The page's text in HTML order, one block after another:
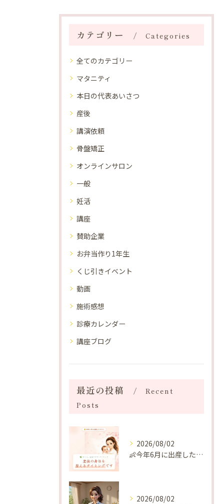
カテゴリー Categories
全てのカテゴリー
マタニティ
本日の代表あいさつ
産後
講演依頼
骨盤矯正
オンラインサロン
一般
妊活
講座
賛助企業
お弁当作り1年生
くじ引きイベント
動画
施術感想
診療カレンダー
講座ブログ
最近の投稿
Recent
Posts
2026/08/02
👶今年6月に出産したママへ♡
2026/08/02